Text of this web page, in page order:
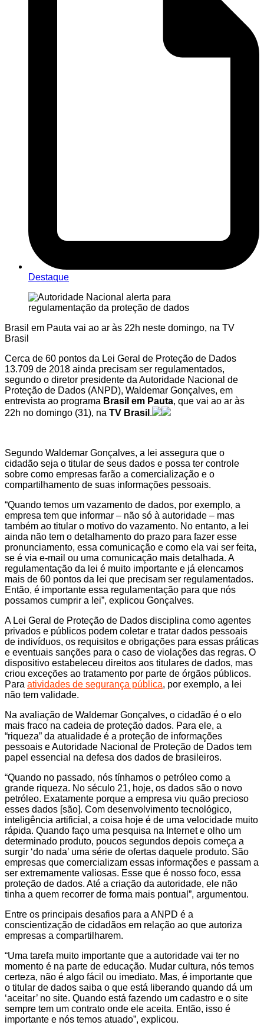
Destaque
Brasil em Pauta vai ao ar às 22h neste domingo, na TV
Brasil
Cerca de 60 pontos da Lei Geral de Proteção de Dados
13.709 de 2018 ainda precisam ser regulamentados,
segundo o diretor presidente da Autoridade Nacional de
Proteção de Dados (ANPD), Waldemar Gonçalves, em
entrevista ao programa Brasil em Pauta, que vai ao ar às
22h no domingo (31), na TV Brasil .
Segundo Waldemar Gonçalves, a lei assegura que o
cidadão seja o titular de seus dados e possa ter controle
sobre como empresas farão a comercialização e o
compartilhamento de suas informações pessoais.
“Quando temos um vazamento de dados, por exemplo, a
empresa tem que informar – não só à autoridade – mas
também ao titular o motivo do vazamento. No entanto, a lei
ainda não tem o detalhamento do prazo para fazer esse
pronunciamento, essa comunicação e como ela vai ser feita,
se é via e-mail ou uma comunicação mais detalhada. A
regulamentação da lei é muito importante e já elencamos
mais de 60 pontos da lei que precisam ser regulamentados.
Então, é importante essa regulamentação para que nós
possamos cumprir a lei”, explicou Gonçalves.
A Lei Geral de Proteção de Dados disciplina como agentes
privados e públicos podem coletar e tratar dados pessoais
de indivíduos, os requisitos e obrigações para essas práticas
e eventuais sanções para o caso de violações das regras. O
dispositivo estabeleceu direitos aos titulares de dados, mas
criou exceções ao tratamento por parte de órgãos públicos.
Para atividades de segurança pública, por exemplo, a lei
não tem validade.
Na avaliação de Waldemar Gonçalves, o cidadão é o elo
mais fraco na cadeia de proteção dados. Para ele, a
“riqueza” da atualidade é a proteção de informações
pessoais e Autoridade Nacional de Proteção de Dados tem
papel essencial na defesa dos dados de brasileiros.
“Quando no passado, nós tínhamos o petróleo como a
grande riqueza. No século 21, hoje, os dados são o novo
petróleo. Exatamente porque a empresa viu quão precioso
esses dados [são]. Com desenvolvimento tecnológico,
inteligência artificial, a coisa hoje é de uma velocidade muito
rápida. Quando faço uma pesquisa na Internet e olho um
determinado produto, poucos segundos depois começa a
surgir ‘do nada’ uma série de ofertas daquele produto. São
empresas que comercializam essas informações e passam a
ser extremamente valiosas. Esse que é nosso foco, essa
proteção de dados. Até a criação da autoridade, ele não
tinha a quem recorrer de forma mais pontual”, argumentou.
Entre os principais desafios para a ANPD é a
conscientização de cidadãos em relação ao que autoriza
empresas a compartilharem.
“Uma tarefa muito importante que a autoridade vai ter no
momento é na parte de educação. Mudar cultura, nós temos
certeza, não é algo fácil ou imediato. Mas, é importante que
o titular de dados saiba o que está liberando quando dá um
‘aceitar’ no site. Quando está fazendo um cadastro e o site
sempre tem um contrato onde ele aceita. Então, isso é
importante e nós temos atuado”, explicou.